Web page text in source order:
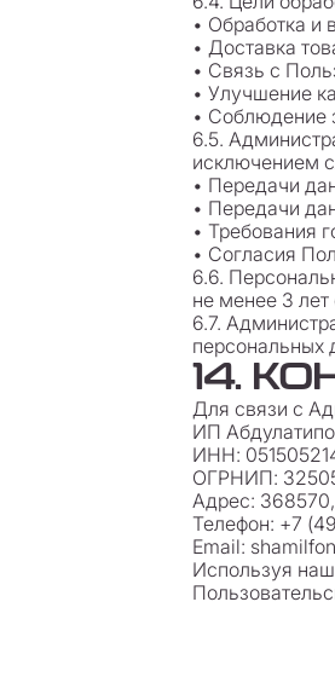
• Обработка и
• Доставка
• Связь с
• Улучшение
• Соблюдение
6.5.
исключением
• Передачи
• Передачи
• Требования
• Согласия
6.6.
не менее 3
6.7.
персональных
14.
Для связи с
ИП
ИНН:
ОГРНИП:
Адрес:
Телефон: +7
Email:
Используя